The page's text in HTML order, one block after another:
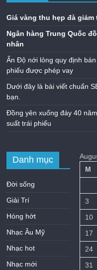
Giá vàng thu hẹp đà
Ngân hàng Trung Quốc
nhân
Ấn Độ nới lỏng quy định
phiếu được phép vay
Dưới đây là bài viết chuẩn
bạn.
Đồng yên xuống đáy 40
suất trái phiếu
Danh mục
Đời sống
Giải Trí
Hóng hớt
Nhạc Âu Mỹ
Nhạc hot
Nhạc mới
M
3
10
17
24
31